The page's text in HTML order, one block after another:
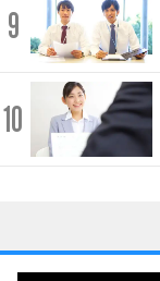
9
10
1